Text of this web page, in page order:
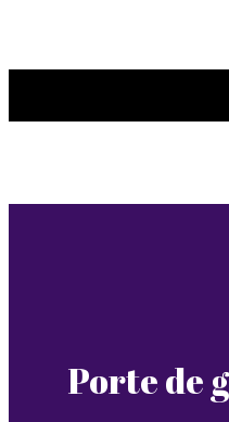
Porte de